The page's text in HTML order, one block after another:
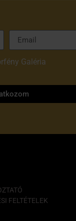
Galéria
FELTÉTELEK